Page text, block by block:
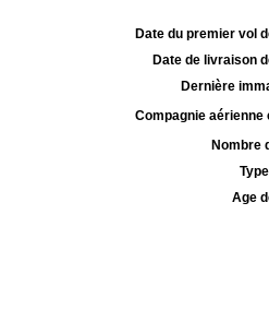
Date du premier vol
Date de livraison
Dernière
Compagnie aérienne
Nombre
Age